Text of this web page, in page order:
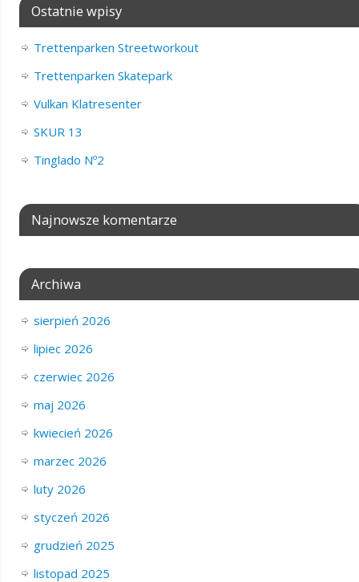
Ostatnie wpisy
Trettenparken Streetworkout
Trettenparken Skatepark
Vulkan Klatresenter
SKUR 13
Tinglado Nº2
Najnowsze komentarze
Archiwa
sierpień 2026
lipiec 2026
czerwiec 2026
maj 2026
kwiecień 2026
marzec 2026
luty 2026
styczeń 2026
grudzień 2025
listopad 2025